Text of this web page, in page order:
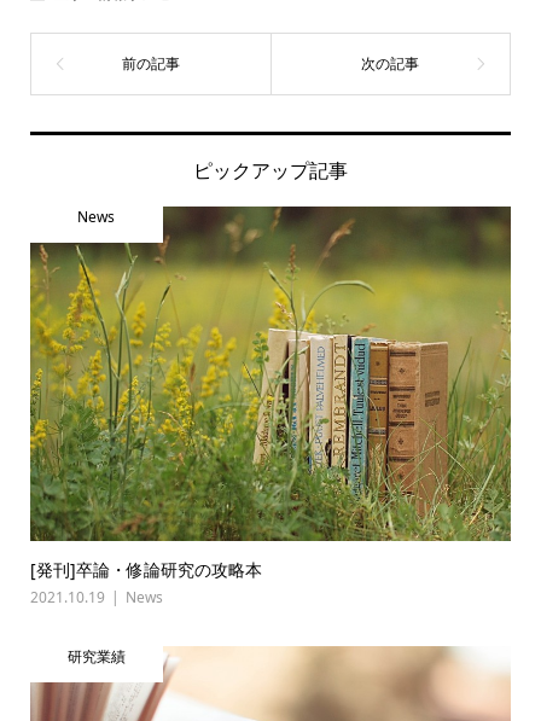
ピックアップ記事
News
[発刊]卒論・修論研究の攻略本
2021.10.19 News
研究業績